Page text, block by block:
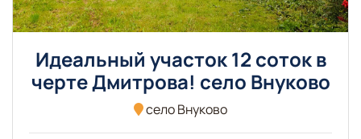
Идеальный участок 12 соток в
черте Дмитрова! село Внуково
село Внуково